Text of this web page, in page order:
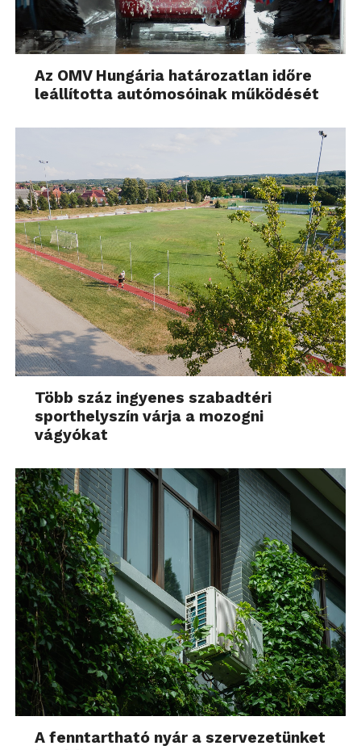
Az OMV Hungária határozatlan időre
leállította autómosóinak működését
Több száz ingyenes szabadtéri
sporthelyszín várja a mozogni
vágyókat
A fenntartható nyár a szervezetünket